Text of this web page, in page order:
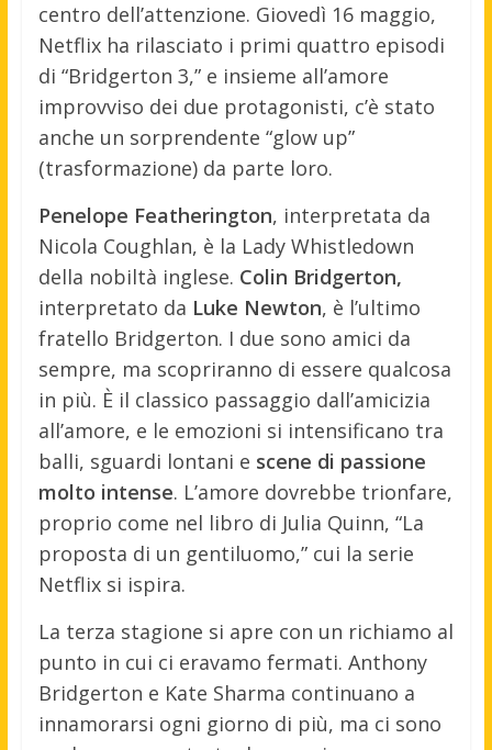
centro dell’attenzione. Giovedì 16 maggio,
Netflix ha rilasciato i primi quattro episodi
di “Bridgerton 3,” e insieme all’amore
improvviso dei due protagonisti, c’è stato
anche un sorprendente “glow up”
(trasformazione) da parte loro.
Penelope Featherington, interpretata da
Nicola Coughlan, è la Lady Whistledown
della nobiltà inglese. Colin Bridgerton,
interpretato da Luke Newton, è l’ultimo
fratello Bridgerton. I due sono amici da
sempre, ma scopriranno di essere qualcosa
in più. È il classico passaggio dall’amicizia
all’amore, e le emozioni si intensificano tra
balli, sguardi lontani e scene di passione
molto intense. L’amore dovrebbe trionfare,
proprio come nel libro di Julia Quinn, “La
proposta di un gentiluomo,” cui la serie
Netflix si ispira.
La terza stagione si apre con un richiamo al
punto in cui ci eravamo fermati. Anthony
Bridgerton e Kate Sharma continuano a
innamorarsi ogni giorno di più, ma ci sono